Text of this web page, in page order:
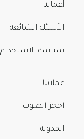
أعمالنا
الأسئلة الشائعة
سياسة الاستخدام
عملائنا
احجز الصوت
المدونة